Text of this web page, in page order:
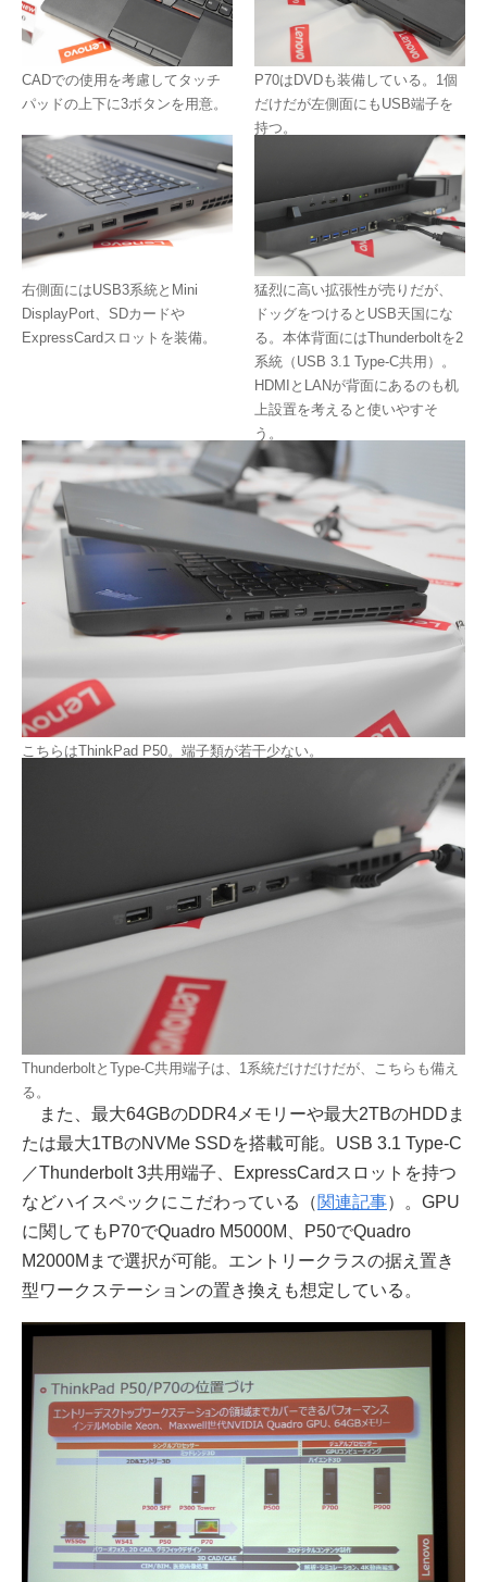
CADでの使用を考慮してタッチ
パッドの上下に3ボタンを用意。
P70はDVDも装備している。1個
だけだが左側面にもUSB端子を
持つ。
右側面にはUSB3系統とMini
DisplayPort、SDカードや
ExpressCardスロットを装備。
猛烈に高い拡張性が売りだが、
ドッグをつけるとUSB天国にな
る。本体背面にはThunderboltを2
系統（USB 3.1 Type-C共用）。
HDMIとLANが背面にあるのも机
上設置を考えると使いやすそ
う。
こちらはThinkPad P50。端子類が若干少ない。
ThunderboltとType-C共用端子は、1系統だけだけだが、こちらも備え
る。
また、最大64GBのDDR4メモリーや最大2TBのHDDま
たは最大1TBのNVMe SSDを搭載可能。USB 3.1 Type-C
／Thunderbolt 3共用端子、ExpressCardスロットを持つ
などハイスペックにこだわっている（関連記事）。GPU
に関してもP70でQuadro M5000M、P50でQuadro
M2000Mまで選択が可能。エントリークラスの据え置き
型ワークステーションの置き換えも想定している。